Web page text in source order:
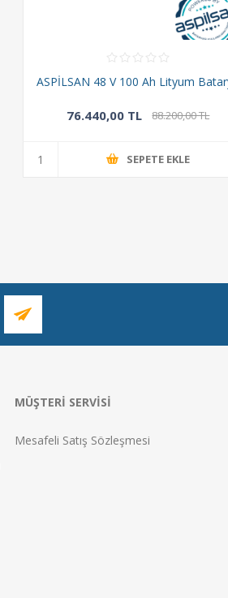
ASPİLSAN 48 V 100 Ah Lityum
76.440,00 TL 88.200,00 TL
SEPETE EKLE
MÜŞTERI SERVISI
Mesafeli Satış Sözleşmesi